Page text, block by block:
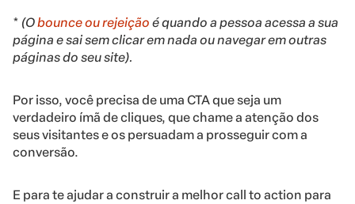
* (Obounce ou rejeição é quando a pessoa acessa a sua
página e sai sem clicar em nada ou navegar em outras
páginas do seu site).
Por isso, você precisa de uma CTA que seja um
verdadeiro ímã de cliques, que chame a atenção dos
seus visitantes e os persuadam a prosseguir com a
conversão.
E para te ajudar a construir a melhor call to action para